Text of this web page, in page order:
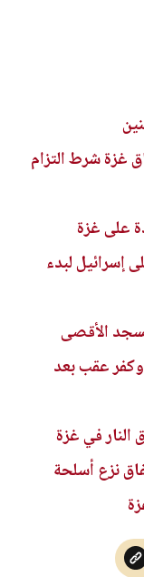
غزة شرط التزام
إسرائيل لبدء
عقب بعد
نزع أسلحة